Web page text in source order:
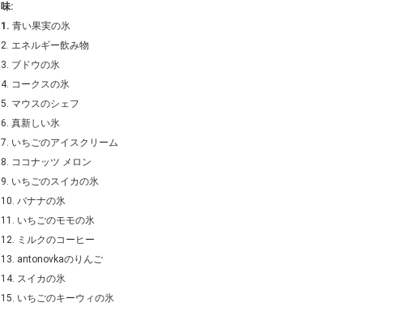
味:
1. 青い果実の氷
2. エネルギー飲み物
3. ブドウの氷
4. コークスの氷
5. マウスのシェフ
6. 真新しい氷
7. いちごのアイスクリーム
8. ココナッツ メロン
9. いちごのスイカの氷
10. バナナの氷
11. いちごのモモの氷
12. ミルクのコーヒー
13. antonovkaのりんご
14. スイカの氷
15. いちごのキーウィの氷